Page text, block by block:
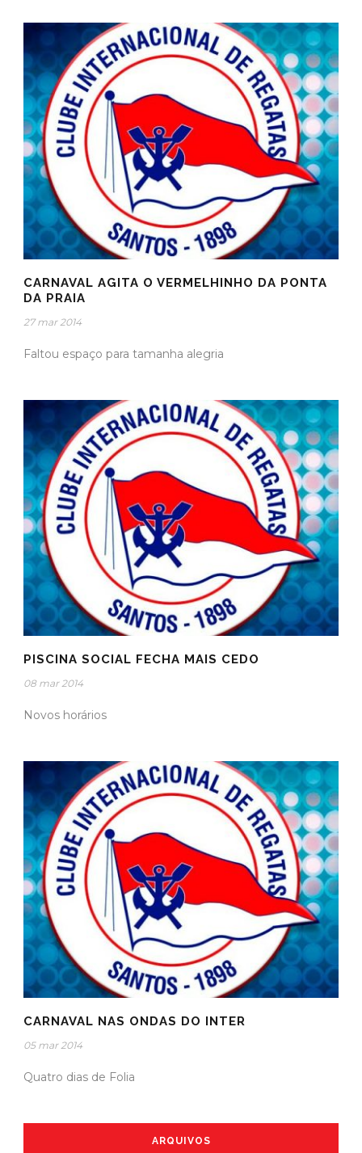
CARNAVAL AGITA O VERMELHINHO DA PONTA
DA PRAIA
27 mar 2014
Faltou espaço para tamanha alegria
PISCINA SOCIAL FECHA MAIS CEDO
08 mar 2014
Novos horários
CARNAVAL NAS ONDAS DO INTER
05 mar 2014
Quatro dias de Folia
ARQUIVOS